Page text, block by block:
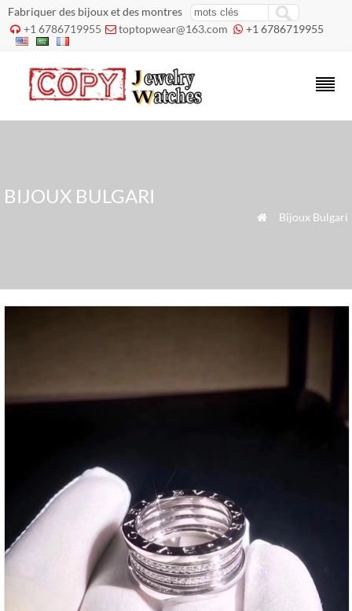
Fabriquer des bijoux et des montres
 +1 6786719955  toptopwear@163.com  +1 6786719955
BIJOUX BULGARI
 Bijoux Bulgari